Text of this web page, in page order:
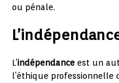
ou pénale.
L’indépendance est un
l’éthique professionnelle